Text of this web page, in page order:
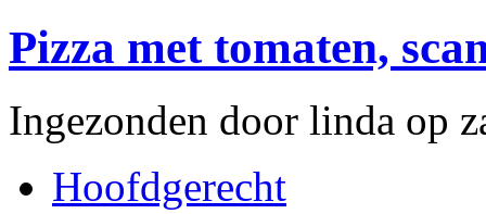
Pizza met tomaten,
Ingezonden door linda op
Hoofdgerecht